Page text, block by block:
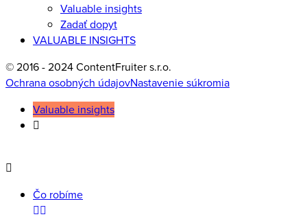
Valuable insights
Zadať dopyt
VALUABLE INSIGHTS
© 2016 - 2024 ContentFruiter s.r.o.
Ochrana osobných údajovNastavenie súkromia
Valuable insights
Čo robíme